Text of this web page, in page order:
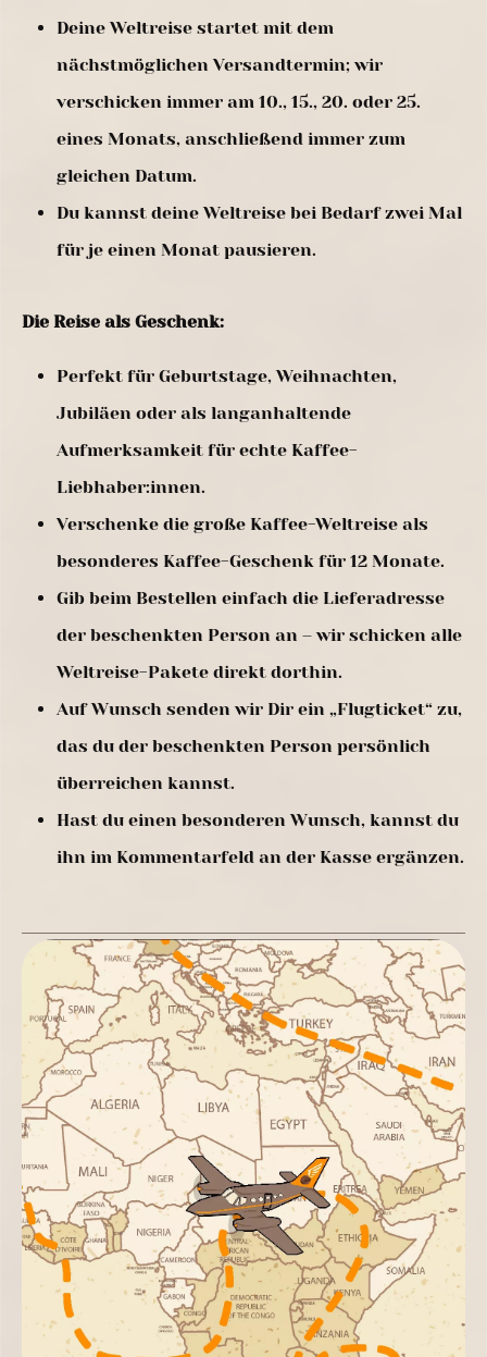
Deine Weltreise startet mit dem
nächstmöglichen Versandtermin; wir
verschicken immer am 10., 15., 20. oder 25.
eines Monats, anschließend immer zum
gleichen Datum.
Du kannst deine Weltreise bei Bedarf zwei Mal
für je einen Monat pausieren.
Die Reise als Geschenk:
Perfekt für Geburtstage, Weihnachten,
Jubiläen oder als langanhaltende
Aufmerksamkeit für echte Kaffee-
Liebhaber:innen.
Verschenke die große Kaffee-Weltreise als
besonderes Kaffee-Geschenk für 12 Monate.
Gib beim Bestellen einfach die Lieferadresse
der beschenkten Person an – wir schicken alle
Weltreise-Pakete direkt dorthin.
Auf Wunsch senden wir Dir ein „Flugticket“ zu,
das du der beschenkten Person persönlich
überreichen kannst.
Hast du einen besonderen Wunsch, kannst du
ihn im Kommentarfeld an der Kasse ergänzen.